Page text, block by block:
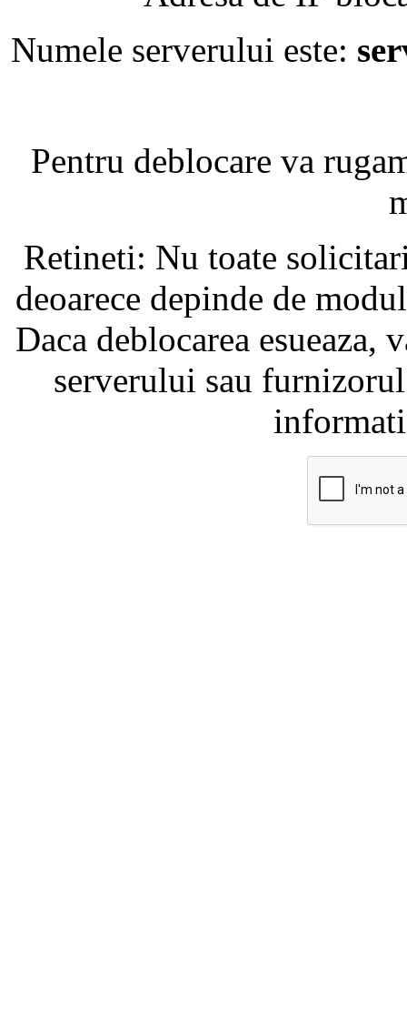
Numele serverului este:
Pentru deblocare va
Retineti: Nu toate
deoarece depinde de
Daca deblocarea
serverului sau